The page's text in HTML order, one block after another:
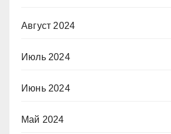
Август 2024
Июль 2024
Июнь 2024
Май 2024